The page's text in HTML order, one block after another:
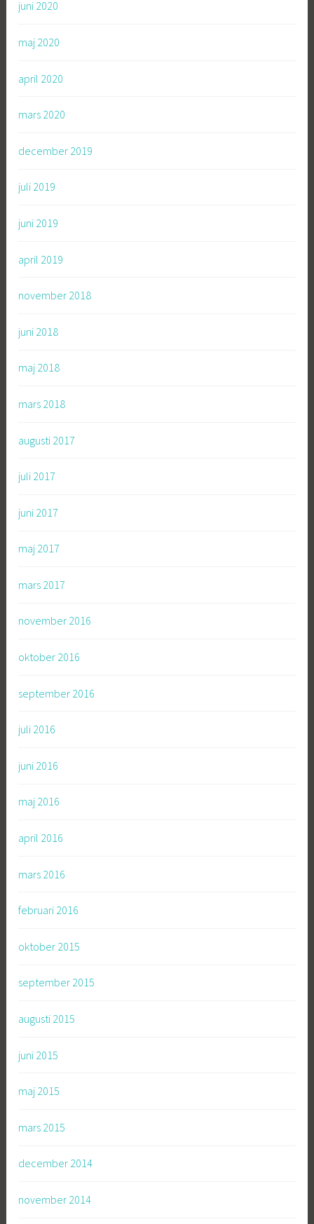
juni 2020
maj 2020
april 2020
mars 2020
december 2019
juli 2019
juni 2019
april 2019
november 2018
juni 2018
maj 2018
mars 2018
augusti 2017
juli 2017
juni 2017
maj 2017
mars 2017
november 2016
oktober 2016
september 2016
juli 2016
juni 2016
maj 2016
april 2016
mars 2016
februari 2016
oktober 2015
september 2015
augusti 2015
juni 2015
maj 2015
mars 2015
december 2014
november 2014